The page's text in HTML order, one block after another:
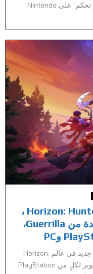
الآن قابلة للعب بوضع “الكاميرا كجهاز تحكم” على Nintendo
الإعلان عن Horizon: Hunter’s Gathering ،
لعبة الأكشن التعاونية الجديدة من Guerrilla،
أعلن ستوديو Guerrilla اليوم عن فصل جديد في عالم Horizon:
Horizon Hunters Gathering ، قيد التطوير لكلٍ من PlayStation